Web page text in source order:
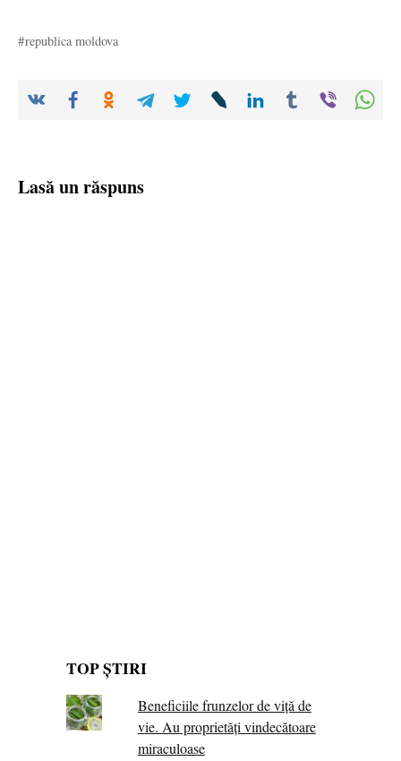
republica moldova
Lasă un răspuns
TOP ȘTIRI
Beneficiile frunzelor de viță de
vie. Au proprietăţi vindecătoare
miraculoase